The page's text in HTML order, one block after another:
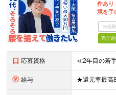
件あり
境を手
未経
完全週
応募資格
給与